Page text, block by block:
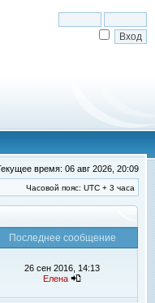
время: 06 авг 2026, 20:09
Часовой пояс: UTC + 3 часа
Последнее сообщение
26 сен 2016, 14:13
Елена